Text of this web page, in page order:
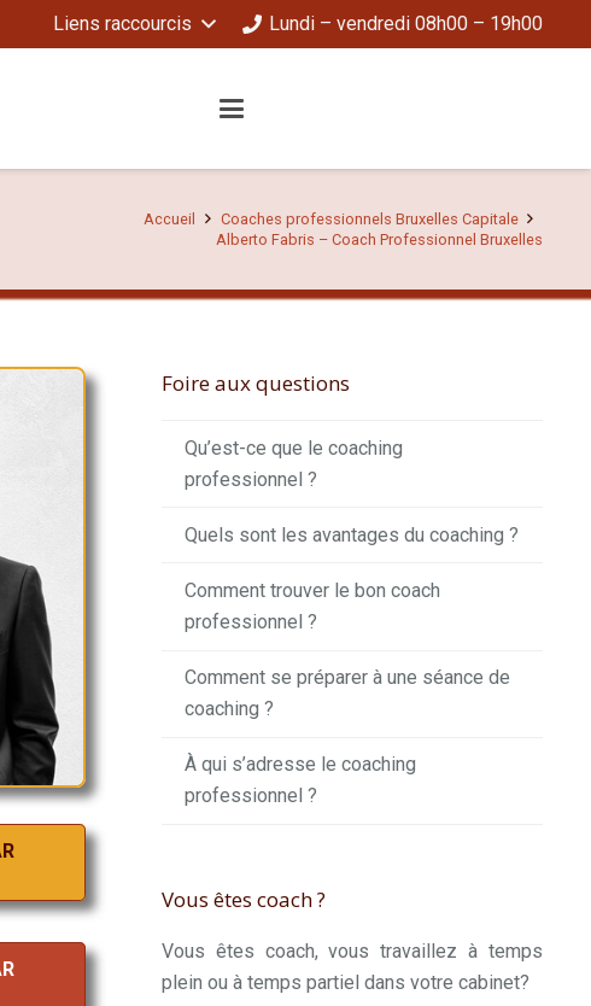
Liens raccourcis Lundi – vendredi 08h00 – 19h00
Accueil
Coaches professionnels Bruxelles Capitale
Alberto Fabris – Coach Professionnel Bruxelles
Foire aux questions
Qu’est-ce que le coaching
professionnel ?
Quels sont les avantages du coaching ?
Comment trouver le bon coach
professionnel ?
Comment se préparer à une séance de
coaching ?
À qui s’adresse le coaching
professionnel ?
Vous êtes coach ?
Vous êtes coach, vous travaillez à temps
plein ou à temps partiel dans votre cabinet?